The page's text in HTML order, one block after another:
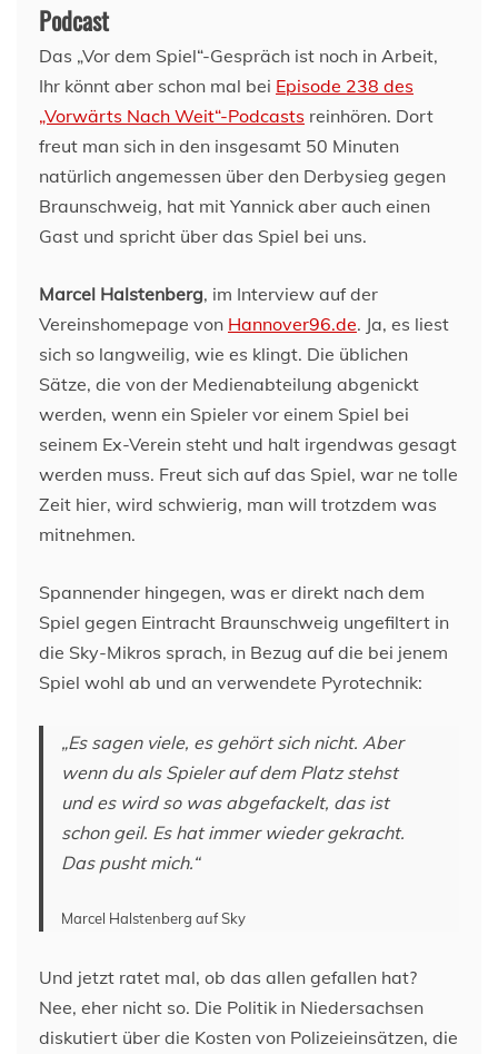
Podcast
Das „Vor dem Spiel“-Gespräch ist noch in Arbeit,
Ihr könnt aber schon mal bei Episode 238 des
„Vorwärts Nach Weit“-Podcasts reinhören. Dort
freut man sich in den insgesamt 50 Minuten
natürlich angemessen über den Derbysieg gegen
Braunschweig, hat mit Yannick aber auch einen
Gast und spricht über das Spiel bei uns.
Marcel Halstenberg, im Interview auf der
Vereinshomepage von Hannover96.de. Ja, es liest
sich so langweilig, wie es klingt. Die üblichen
Sätze, die von der Medienabteilung abgenickt
werden, wenn ein Spieler vor einem Spiel bei
seinem Ex-Verein steht und halt irgendwas gesagt
werden muss. Freut sich auf das Spiel, war ne tolle
Zeit hier, wird schwierig, man will trotzdem was
mitnehmen.
Spannender hingegen, was er direkt nach dem
Spiel gegen Eintracht Braunschweig ungefiltert in
die Sky-Mikros sprach, in Bezug auf die bei jenem
Spiel wohl ab und an verwendete Pyrotechnik:
„Es sagen viele, es gehört sich nicht. Aber
wenn du als Spieler auf dem Platz stehst
und es wird so was abgefackelt, das ist
schon geil. Es hat immer wieder gekracht.
Das pusht mich.“
Marcel Halstenberg auf Sky
Und jetzt ratet mal, ob das allen gefallen hat?
Nee, eher nicht so. Die Politik in Niedersachsen
diskutiert über die Kosten von Polizeieinsätzen, die